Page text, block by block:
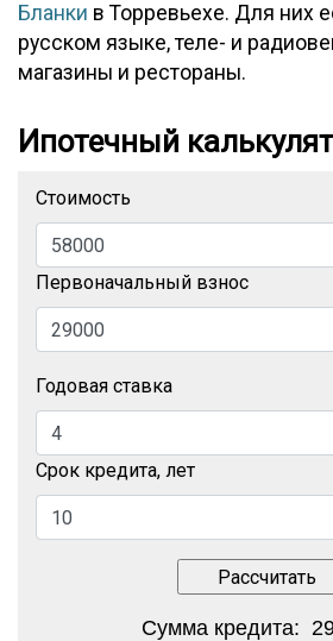
Бланки в Торревьехе. Для них
русском языке, теле- и
магазины и рестораны.
Ипотечный
Стоимость
Первоначальный взнос
Годовая ставка
Срок кредита, лет
Сумма кредита: